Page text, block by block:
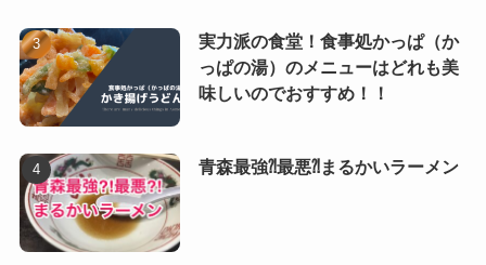
実力派の食堂！食事処かっぱ（か
っぱの湯）のメニューはどれも美
味しいのでおすすめ！！
青森最強⁈最悪⁈まるかいラーメン